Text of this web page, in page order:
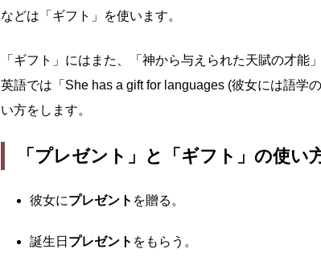
などは「ギフト」を使います。
「ギフト」にはまた、「神から与えられた天賦の才能
英語では「She has a gift for languages (彼女には語学
い方をします。
「プレゼント」と「ギフト」の使い
彼女にプレゼント を贈る。
誕生日 プレゼント をもらう。